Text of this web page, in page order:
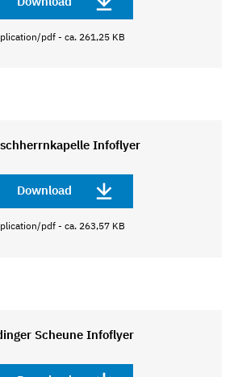
pdf - ca. 261,25 KB
Infoflyer
Download
pdf - ca. 263,57 KB
Scheune Infoflyer